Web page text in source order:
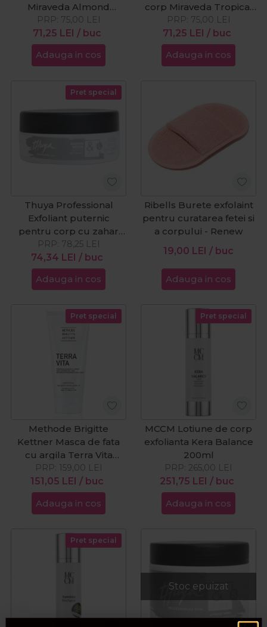
Miraveda Almond
Dream 400g
71,25 LEI / buc
PRP: 75,00 LEI
Adauga in cos
corp Miraveda Tropical
Vibes 400g
71,25 LEI / buc
PRP: 75,00 LEI
Adauga in cos
Pret special
Thuya Professional
Exfoliant puternic
pentru corp cu zahar
brun Strong Scrub
100ml
74,34 LEI / buc
PRP: 78,25 LEI
Adauga in cos
Ribells Burete exfolaint
pentru curatarea fetei si
a corpului - Renew
19,00 LEI / buc
Adauga in cos
Pret special
Methode Brigitte
Kettner Masca de fata
cu argila Terra Vita
150ml
151,05 LEI / buc
PRP: 159,00 LEI
Adauga in cos
Pret special
MCCM Lotiune de corp
exfolianta Kera Balance
200ml
251,75 LEI / buc
PRP: 265,00 LEI
Adauga in cos
Pret special
Stoc epuizat